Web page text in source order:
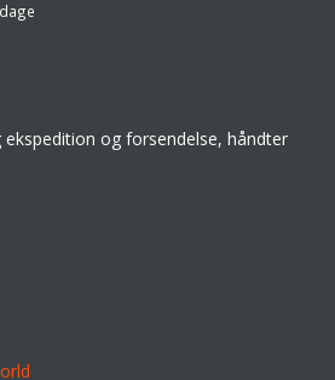
og forsendelse, håndter